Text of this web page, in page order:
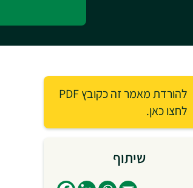
להורדת מאמר זה כקובץ PDF
לחצו כאן.
שיתוף